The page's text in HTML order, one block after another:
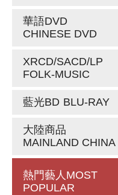
華語DVD
CHINESE DVD
XRCD/SACD/LP
FOLK-MUSIC
藍光BD BLU-RAY
大陸商品
MAINLAND CHINA
熱門藝人 MOST
POPULAR